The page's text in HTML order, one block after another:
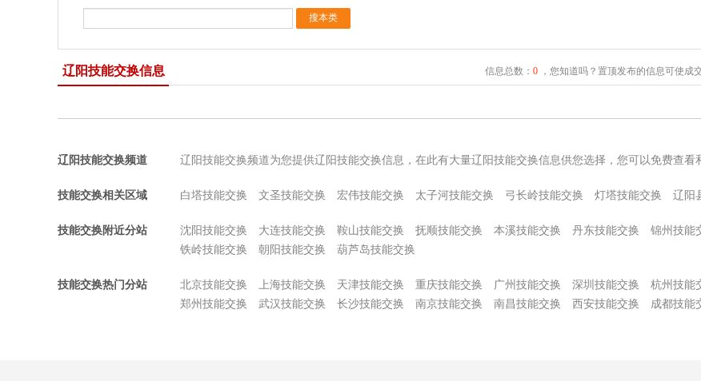
辽阳技能交换信息 信息总数： 0，您知道吗？置顶发布的信息可使成
辽阳技能交换频道 辽阳技能交换频道为您提供辽阳技能交换信息，在此有大量辽阳技能交换信息供您选择，您可以免费查看
技能交换相关区域 白塔技能交换 文圣技能交换 宏伟技能交换 太子河技能交换 弓长岭技能交换 灯塔技能交换 辽阳
技能交换附近分站 沈阳技能交换 大连技能交换 鞍山技能交换 抚顺技能交换 本溪技能交换 丹东技能交换 锦州技能
铁岭技能交换
朝阳技能交换 葫芦岛技能交换
技能交换热门分站 北京技能交换 上海技能交换 天津技能交换 重庆技能交换 广州技能交换 深圳技能交换 杭州技能
郑州技能交换
武汉技能交换 长沙技能交换 南京技能交换 南昌技能交换 西安技能交换 成都技能